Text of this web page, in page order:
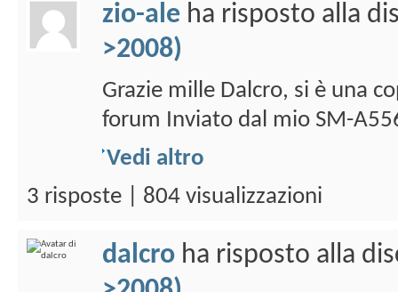
zio-ale ha risposto alla
>2008)
Grazie mille Dalcro, si è una
forum Inviato dal mio SM-
Vedi altro
3 risposte | 804 visualizzazioni
dalcro ha risposto alla